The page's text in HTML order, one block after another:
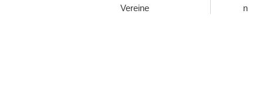
Vereine
n